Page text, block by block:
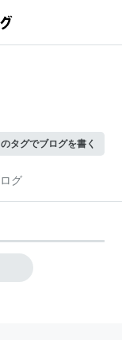
タグでブログを書く
グ